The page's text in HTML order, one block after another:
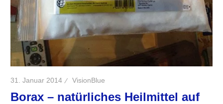
31. Januar 2014 VisionBlue
Borax – natürliches Heilmittel auf